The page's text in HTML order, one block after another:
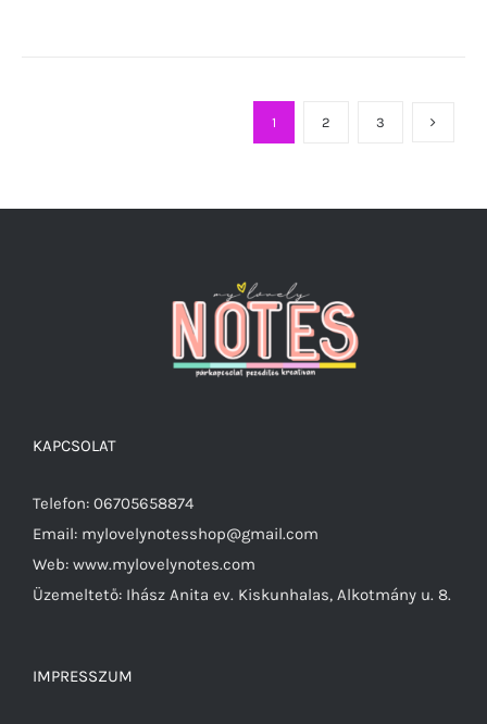
1 2 3
KAPCSOLAT
Telefon: 06705658874
Email: mylovelynotesshop@gmail.com
Web: www.mylovelynotes.com
Üzemeltető: Ihász Anita ev. Kiskunhalas, Alkotmány u. 8.
IMPRESSZUM